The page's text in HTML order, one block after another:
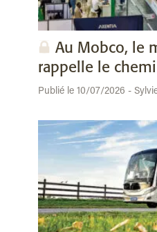
Au Mobco, le
rappelle le
Publié le 10/07/2026 -